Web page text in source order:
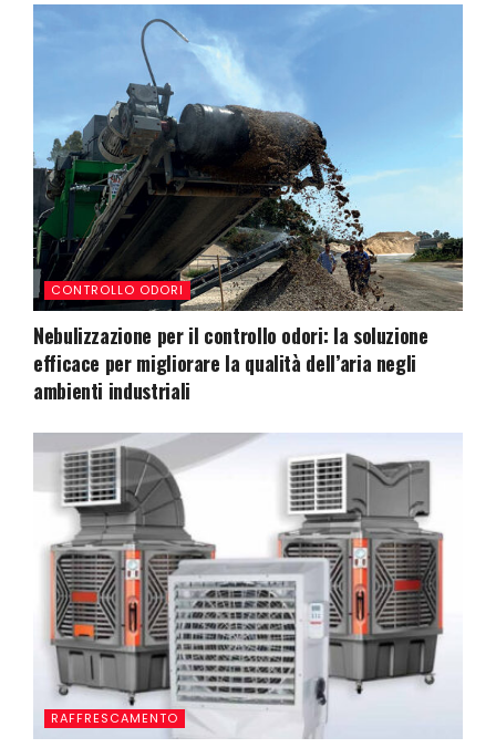
CONTROLLO ODORI
Nebulizzazione per il controllo odori: la soluzione
efficace per migliorare la qualità dell’aria negli
ambienti industriali
RAFFRESCAMENTO